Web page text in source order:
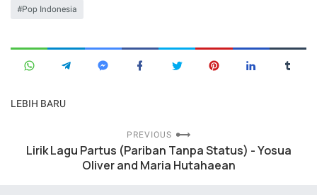
Pop Indonesia
LEBIH BARU
PREVIOUS
Lirik Lagu Partus (Pariban Tanpa Status) - Yosua
Oliver and Maria Hutahaean